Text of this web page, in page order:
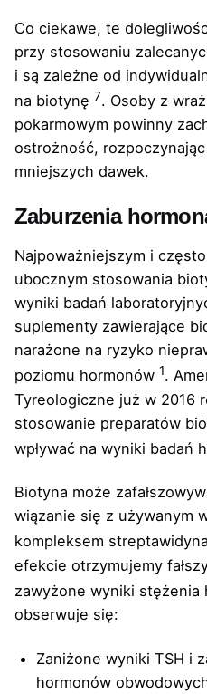
Co ciekawe, te
przy stosowaniu
i są zależne od
na biotynę 7. Osoby z
pokarmowym powinny
ostrożność,
mniejszych dawek.
Zaburzenia
Najpoważniejszym i
ubocznym stosowania
wyniki badań
suplementy zawierające
narażone na ryzyko
poziomu hormonów 1.
Tyreologiczne już w 2016
stosowanie preparatów
wpływać na wyniki badań
Biotyna może
wiązanie się z używanym
kompleksem
efekcie otrzymujemy
zawyżone wyniki stężenia
obserwuje się:
Zaniżone wyniki TSH i
hormonów